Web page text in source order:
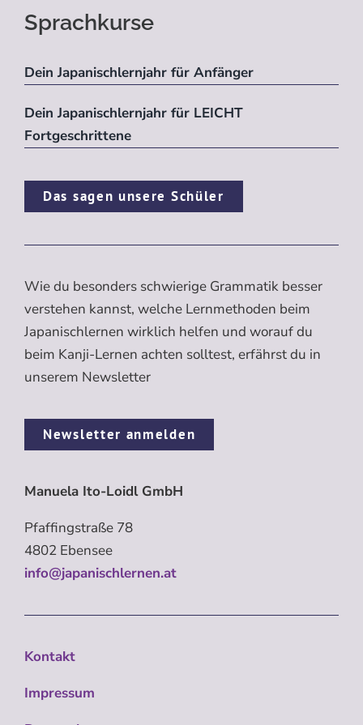
Sprachkurse
Dein Japanischlernjahr für Anfänger
Dein Japanischlernjahr für LEICHT
Fortgeschrittene
Das sagen unsere Schüler
Wie du besonders schwierige Grammatik besser
verstehen kannst, welche Lernmethoden beim
Japanischlernen wirklich helfen und worauf du
beim Kanji-Lernen achten solltest, erfährst du in
unserem Newsletter
Newsletter anmelden
Manuela Ito-Loidl GmbH
Pfaffingstraße 78
4802 Ebensee
info@japanischlernen.at
Kontakt
Impressum